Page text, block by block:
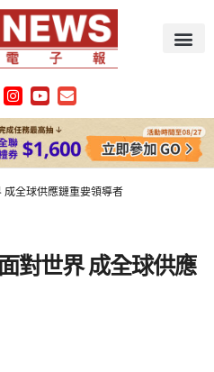
成全球供應鏈重要領導者
對世界 成全球供應